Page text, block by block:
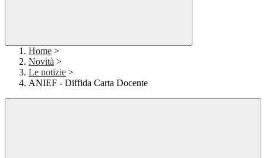
Home >
Novità >
Le notizie >
ANIEF - Diffida Carta Docente